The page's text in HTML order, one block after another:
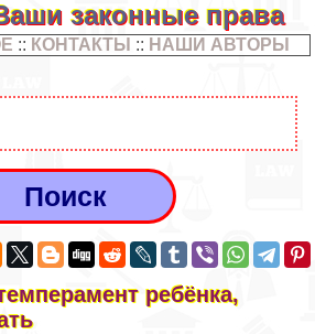
законные права
:: КОНТАКТЫ :: НАШИ АВТОРЫ
ребёнка,